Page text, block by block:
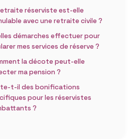
réserviste est-elle
avec une retraite civile ?
démarches effectuer pour
mes services de réserve ?
la décote peut-elle
ma pension ?
t-il des bonifications
pour les réservistes
?